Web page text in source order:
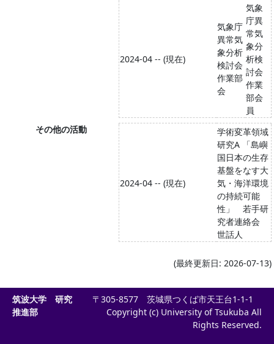
2024-04 -- (現在)
気象庁
異常気
象分析
検討会
作業部
会
気象
庁異
常気
象分
析検
討会
作業
部会
員
その他の活動
2024-04 -- (現在)
学術変革領域
研究A 「島嶼
国日本の生存
基盤をなす大
気・海洋環境
の持続可能
性」 若手研
究者連絡会
世話人
(最終更新日: 2026-07-13)
筑波大学 研究
推進部
〒305-8577 茨城県つくば市天王台1-1-1
Copyright (c) University of Tsukuba All
Rights Reserved.